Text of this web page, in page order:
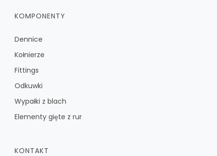
KOMPONENTY
Dennice
Kołnierze
Fittings
Odkuwki
Wypałki z blach
Elementy gięte z rur
KONTAKT